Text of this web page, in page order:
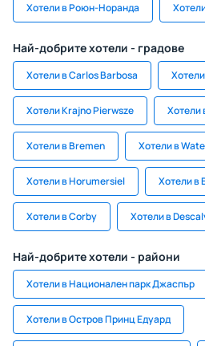
Хотели в Роюн-Норанда
Най-добрите хотели - градове
Хотели в Carlos Barbosa
Хотели Krajno Pierwsze Хотели
Хотели в Bremen Хотели в
Хотели в Horumersiel Хотели в
Хотели в Corby Хотели в
Най-добрите хотели - райони
Хотели в Национален парк Джаспър
Хотели в Остров Принц Едуард